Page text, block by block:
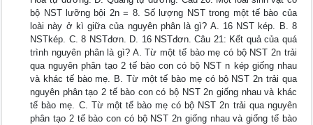
bộ NST lưỡng bội 2n = 8. Số lượng NST trong một tế bào của
loài này ở kì giữa của nguyên phân là gì? A. 16 NST kép. B. 8
NSTkép. C. 8 NSTđơn. D. 16 NSTđơn. Câu 21: Kết quả của quá
trình nguyên phân là gì? A. Từ một tế bào mẹ có bộ NST 2n trải
qua nguyên phân tạo 2 tế bào con có bộ NST n kép giống nhau
và khác tế bào mẹ. B. Từ một tế bào mẹ có bộ NST 2n trải qua
nguyên phân tạo 2 tế bào con có bộ NST 2n giống nhau và khác
tế bào mẹ. C. Từ một tế bào mẹ có bộ NST 2n trải qua nguyên
phân tạo 2 tế bào con có bộ NST 2n giống nhau và giống tế bào